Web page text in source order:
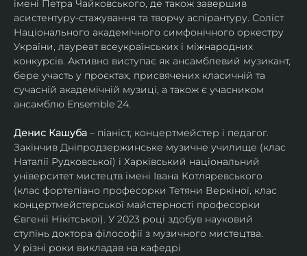
імені Петра Чайковського, де також завершив
асистентуру-стажування та творчу аспірантуру. Соліст
Національного академічного симфонічного оркестру
України, лауреат всеукраїнських і міжнародних
конкурсів. Активно виступає як ансамблевий музикант,
бере участь у проєктах, присвячених класичній та
сучасній академічній музиці, а також є учасником
ансамблю Ensemble 24.
Денис Кашуба – піаніст, концертмейстер і педагог.
Закінчив Дніпродзержинське музичне училище (клас
Наталії Рудковської) і Харківський національний
університет мистецтв імені Івана Котляревського
(клас фортепіано професорки Тетяни Веркіної, клас
концертмейстерської майстерності професорки
Євгенії Нікітської). У 2023 році здобув науковий
ступінь доктора філософії з музичного мистецтва.
У різні роки викладав на кафедрі